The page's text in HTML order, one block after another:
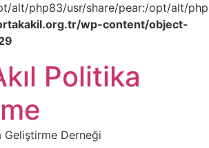
alt/php83/usr/share/pear:/opt/alt/
wp-content/object-
Politika
Geliştirme Derneği